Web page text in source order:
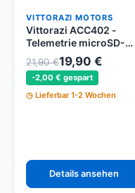
VITTORAZI MOTORS
Vittorazi ACC402 -
Telemetrie microSD-
Karten 16 GB - 2 Stück -
Moster 185 EFI
21,90 €19,90 €
-2,00 € gespart
Lieferbar 1-2 Wochen
Details ansehen